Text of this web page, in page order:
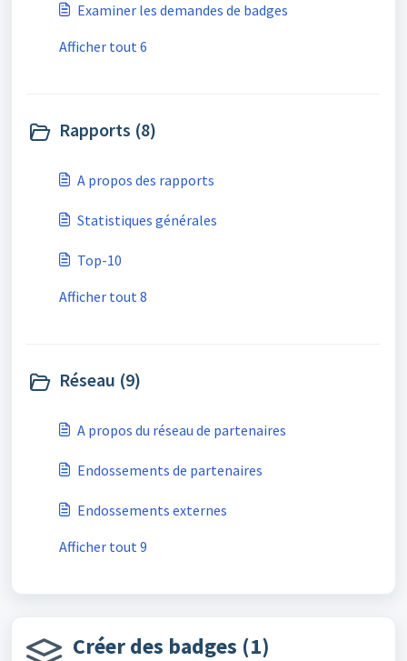
Examiner les demandes de badges
Afficher tout 6
Rapports (8)
A propos des rapports
Statistiques générales
Top-10
Afficher tout 8
Réseau (9)
A propos du réseau de partenaires
Endossements de partenaires
Endossements externes
Afficher tout 9
Créer des badges (1)